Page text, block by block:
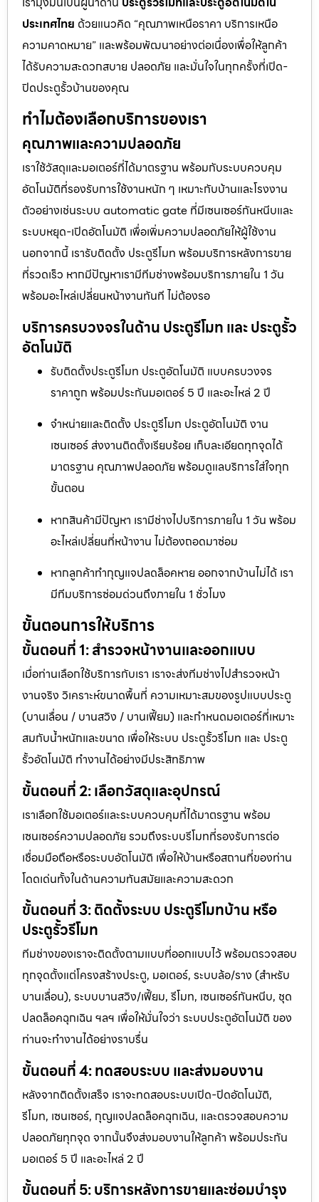
ประเทศไทย ด้วยแนวคิด “คุณภาพเหนือราคา บริการเหนือ
ความคาดหมาย” และพร้อมพัฒนาอย่างต่อเนื่องเพื่อให้ลูกค้า
ได้รับความสะดวกสบาย ปลอดภัย และมั่นใจในทุกครั้งที่เปิด-
ปิดประตูรั้วบ้านของคุณ
ทำไมต้องเลือกบริการของเรา
คุณภาพและความปลอดภัย
เราใช้วัสดุและมอเตอร์ที่ได้มาตรฐาน พร้อมกับระบบควบคุม
อัตโนมัติที่รองรับการใช้งานหนัก ๆ เหมาะกับบ้านและโรงงาน
ตัวอย่างเช่นระบบ automatic gate ที่มีเซนเซอร์กันหนีบและ
ระบบหยุด-เปิดอัตโนมัติ เพื่อเพิ่มความปลอดภัยให้ผู้ใช้งาน
นอกจากนี้ เรารับติดตั้ง ประตูรีโมท พร้อมบริการหลังการขาย
ที่รวดเร็ว หากมีปัญหาเรามีทีมช่างพร้อมบริการภายใน 1 วัน
พร้อมอะไหล่เปลี่ยนหน้างานทันที ไม่ต้องรอ
บริการครบวงจรในด้าน ประตูรีโมท และ ประตูรั้ว
อัตโนมัติ
รับติดตั้งประตูรีโมท ประตูอัตโนมัติ แบบครบวงจร
ราคาถูก พร้อมประกันมอเตอร์ 5 ปี และอะไหล่ 2 ปี
จำหน่ายและติดตั้ง ประตูรีโมท ประตูอัตโนมัติ งาน
เซนเซอร์ ส่งงานติดตั้งเรียบร้อย เก็บละเอียดทุกจุดได้
มาตรฐาน คุณภาพปลอดภัย พร้อมดูแลบริการใส่ใจทุก
ขั้นตอน
หากสินค้ามีปัญหา เรามีช่างไปบริการภายใน 1 วัน พร้อม
อะไหล่เปลี่ยนที่หน้างาน ไม่ต้องถอดมาซ่อม
หากลูกค้าทำกุญแจปลดล็อคหาย ออกจากบ้านไม่ได้ เรา
มีทีมบริการซ่อมด่วนถึงภายใน 1 ชั่วโมง
ขั้นตอนการให้บริการ
ขั้นตอนที่ 1: สำรวจหน้างานและออกแบบ
เมื่อท่านเลือกใช้บริการกับเรา เราจะส่งทีมช่างไปสำรวจหน้า
งานจริง วิเคราะห์ขนาดพื้นที่ ความเหมาะสมของรูปแบบประตู
(บานเลื่อน / บานสวิง / บานเฟี้ยม) และกำหนดมอเตอร์ที่เหมาะ
สมกับน้ำหนักและขนาด เพื่อให้ระบบ ประตูรั้วรีโมท และ ประตู
รั้วอัตโนมัติ ทำงานได้อย่างมีประสิทธิภาพ
ขั้นตอนที่ 2: เลือกวัสดุและอุปกรณ์
เราเลือกใช้มอเตอร์และระบบควบคุมที่ได้มาตรฐาน พร้อม
เซนเซอร์ความปลอดภัย รวมถึงระบบรีโมทที่รองรับการต่อ
เชื่อมมือถือหรือระบบอัตโนมัติ เพื่อให้บ้านหรือสถานที่ของท่าน
โดดเด่นทั้งในด้านความทันสมัยและความสะดวก
ขั้นตอนที่ 3: ติดตั้งระบบ ประตูรีโมทบ้าน หรือ
ประตูรั้วรีโมท
ทีมช่างของเราจะติดตั้งตามแบบที่ออกแบบไว้ พร้อมตรวจสอบ
ทุกจุดตั้งแต่โครงสร้างประตู, มอเตอร์, ระบบล้อ/ราง (สำหรับ
บานเลื่อน), ระบบบานสวิง/เฟี้ยม, รีโมท, เซนเซอร์กันหนีบ, ชุด
ปลดล็อคฉุกเฉิน ฯลฯ เพื่อให้มั่นใจว่า ระบบประตูอัตโนมัติ ของ
ท่านจะทำงานได้อย่างราบรื่น
ขั้นตอนที่ 4: ทดสอบระบบ และส่งมอบงาน
หลังจากติดตั้งเสร็จ เราจะทดสอบระบบเปิด-ปิดอัตโนมัติ,
รีโมท, เซนเซอร์, กุญแจปลดล็อคฉุกเฉิน, และตรวจสอบความ
ปลอดภัยทุกจุด จากนั้นจึงส่งมอบงานให้ลูกค้า พร้อมประกัน
มอเตอร์ 5 ปี และอะไหล่ 2 ปี
ขั้นตอนที่ 5: บริการหลังการขายและซ่อมบำรุง